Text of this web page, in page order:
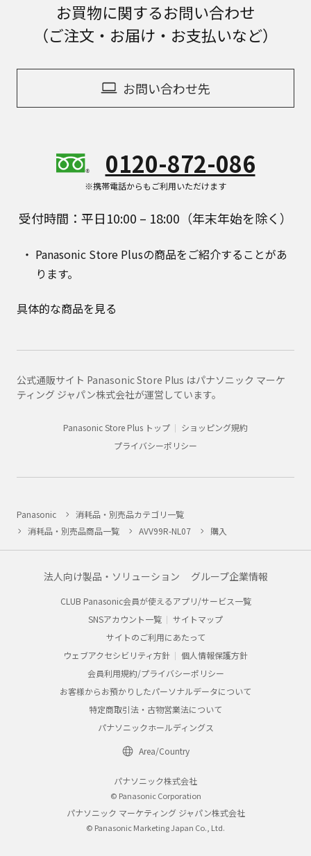
お買物に関するお問い合わせ
（ご注文・お届け・お支払いなど）
お問い合わせ先
0120-872-086
※携帯電話からもご利用いただけます
受付時間：平日10:00 – 18:00（年末年始を除く）
Panasonic Store Plusの商品をご紹介することがあ
ります。
具体的な商品を見る
公式通販サイト Panasonic Store Plus はパナソニック マーケ
ティング ジャパン株式会社が運営しています。
Panasonic Store Plus トップ
ショッピング規約
プライバシーポリシー
Panasonic
消耗品・別売品カテゴリ一覧
消耗品・別売品商品一覧
AVV99R-NL07 購入
法人向け製品・ソリューション グループ企業情報
CLUB Panasonic会員が使えるアプリ/サービス一覧
SNSアカウント一覧
サイトマップ
サイトのご利用にあたって
ウェブアクセシビリティ方針
個人情報保護方針
会員利用規約/プライバシーポリシー
お客様からお預かりしたパーソナルデータについて
特定商取引法・古物営業法について
パナソニックホールディングス
Area/Country
パナソニック株式会社
© Panasonic Corporation
パナソニック マーケティング ジャパン株式会社
© Panasonic Marketing Japan Co., Ltd.